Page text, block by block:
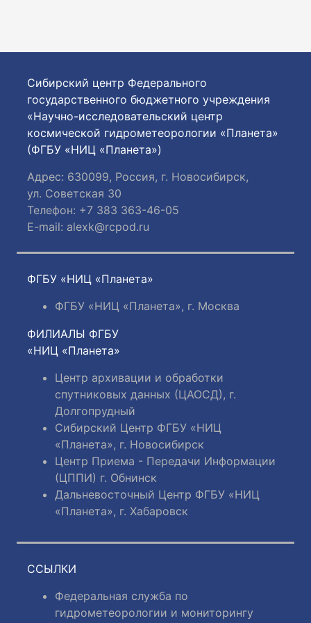
Сибирский центр Федерального
государственного бюджетного учреждения
«Научно-исследовательский центр
космической гидрометеорологии «Планета»
(ФГБУ «НИЦ «Планета»)
Адрес: 630099, Россия, г. Новосибирск,
ул. Советская 30
Телефон: +7 383 363-46-05
E-mail: alexk@rcpod.ru
ФГБУ «НИЦ «Планета»
ФГБУ «НИЦ «Планета», г. Москва
ФИЛИАЛЫ ФГБУ
«НИЦ «Планета»
Центр архивации и обработки
спутниковых данных (ЦАОСД), г.
Долгопрудный
Сибирский Центр ФГБУ «НИЦ
«Планета», г. Новосибирск
Центр Приема - Передачи Информации
(ЦППИ) г. Обнинск
Дальневосточный Центр ФГБУ «НИЦ
«Планета», г. Хабаровск
ССЫЛКИ
Федеральная служба по
гидрометеорологии и мониторингу